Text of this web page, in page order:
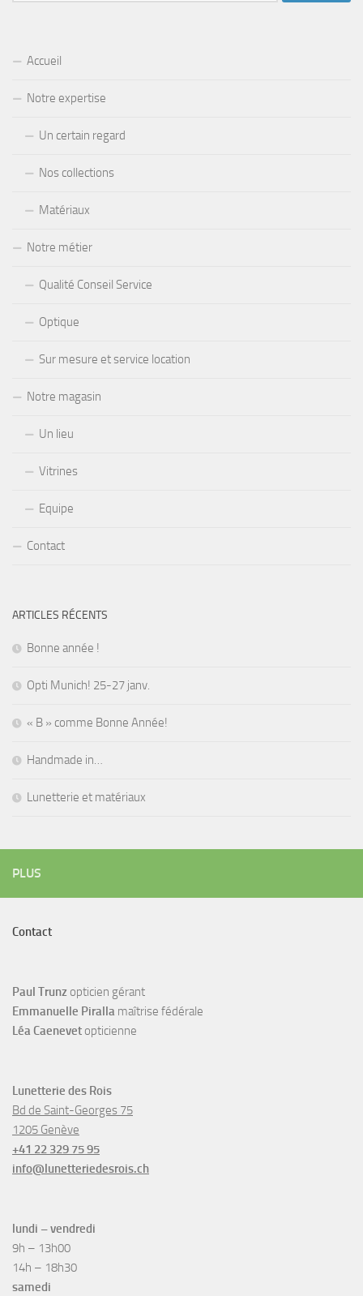
Accueil
Notre expertise
Un certain regard
Nos collections
Matériaux
Notre métier
Qualité Conseil Service
Optique
Sur mesure et service location
Notre magasin
Un lieu
Vitrines
Equipe
Contact
ARTICLES RÉCENTS
Bonne année !
Opti Munich! 25-27 janv.
« B » comme Bonne Année!
Handmade in…
Lunetterie et matériaux
PLUS
Contact
Paul Trunz opticien gérant
Emmanuelle Piralla maîtrise fédérale
Léa Caenevet opticienne
Lunetterie des Rois
Bd de Saint-Georges 75
1205 Genève
+41 22 329 75 95
info@lunetteriedesrois.ch
lundi – vendredi
9h – 13h00
14h – 18h30
samedi